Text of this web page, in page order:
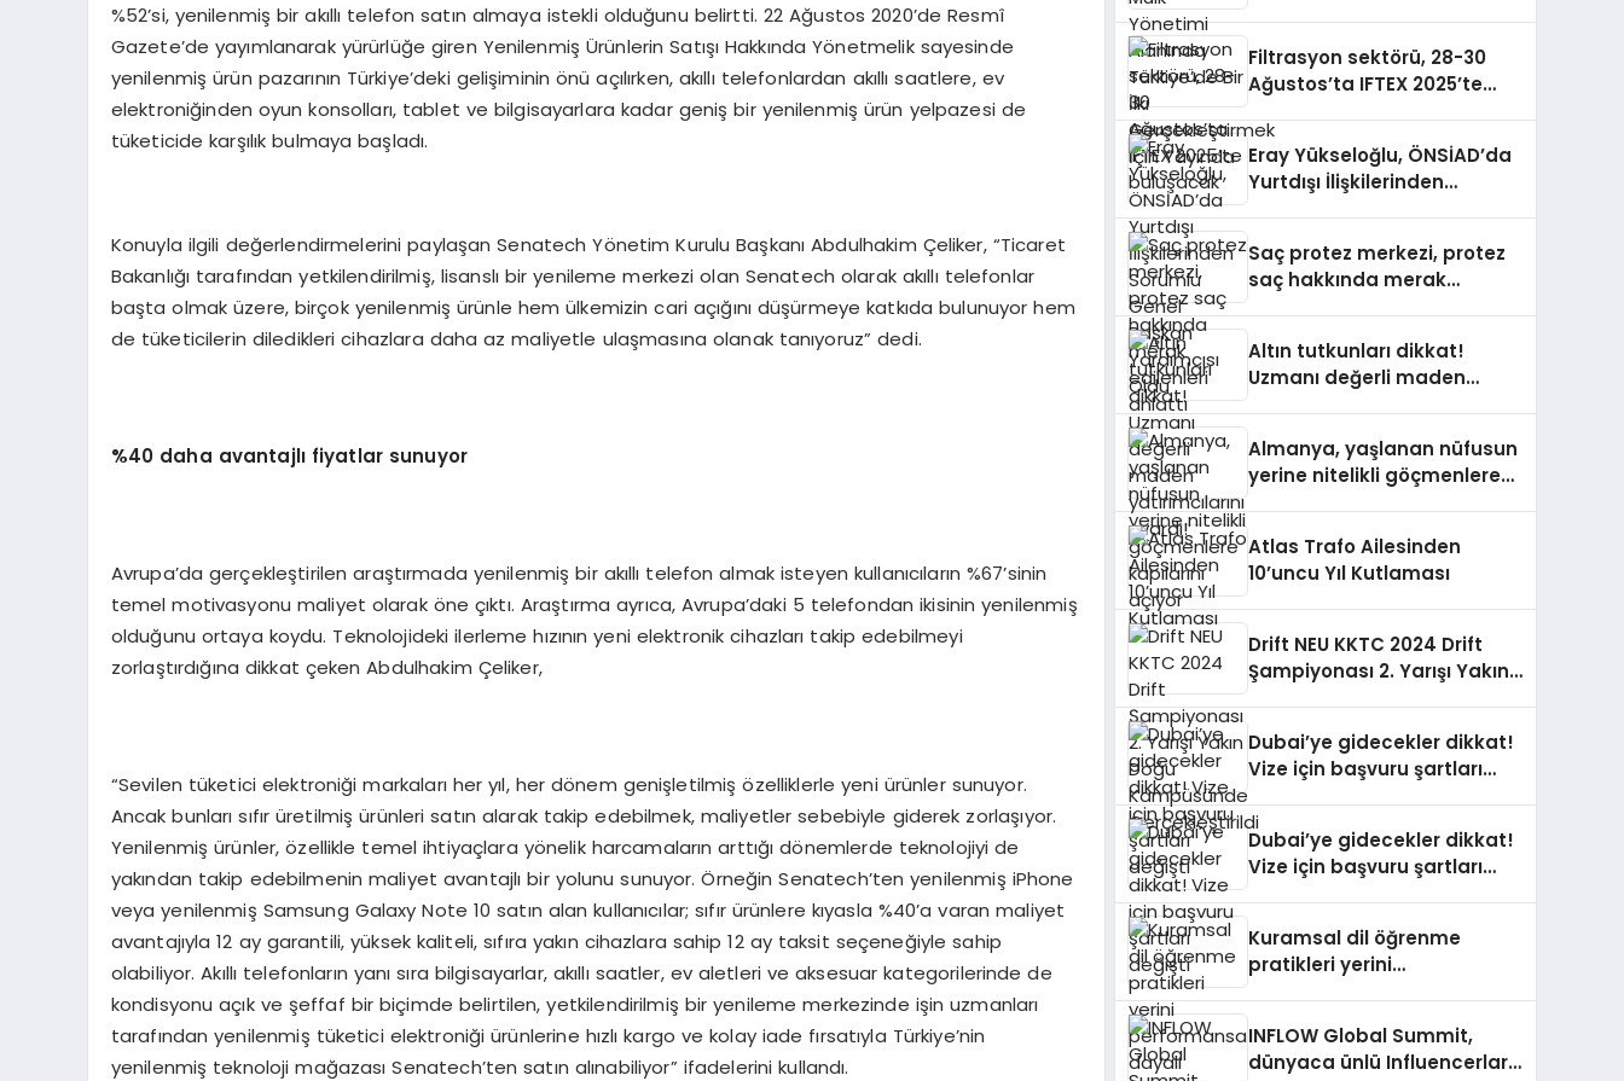
%52’si, yenilenmiş bir akıllı telefon satın almaya istekli olduğunu belirtti. 22 Ağustos 2020’de Resmî
Gazete’de yayımlanarak yürürlüğe giren Yenilenmiş Ürünlerin Satışı Hakkında Yönetmelik sayesinde
yenilenmiş ürün pazarının Türkiye’deki gelişiminin önü açılırken, akıllı telefonlardan akıllı saatlere, ev
elektroniğinden oyun konsolları, tablet ve bilgisayarlara kadar geniş bir yenilenmiş ürün yelpazesi de
tüketicide karşılık bulmaya başladı.
Konuyla ilgili değerlendirmelerini paylaşan Senatech Yönetim Kurulu Başkanı Abdulhakim Çeliker, “Ticaret
Bakanlığı tarafından yetkilendirilmiş, lisanslı bir yenileme merkezi olan Senatech olarak akıllı telefonlar
başta olmak üzere, birçok yenilenmiş ürünle hem ülkemizin cari açığını düşürmeye katkıda bulunuyor hem
de tüketicilerin diledikleri cihazlara daha az maliyetle ulaşmasına olanak tanıyoruz” dedi.
%40 daha avantajlı fiyatlar sunuyor
Avrupa’da gerçekleştirilen araştırmada yenilenmiş bir akıllı telefon almak isteyen kullanıcıların %67’sinin
temel motivasyonu maliyet olarak öne çıktı. Araştırma ayrıca, Avrupa’daki 5 telefondan ikisinin yenilenmiş
olduğunu ortaya koydu. Teknolojideki ilerleme hızının yeni elektronik cihazları takip edebilmeyi
zorlaştırdığına dikkat çeken Abdulhakim Çeliker,
“Sevilen tüketici elektroniği markaları her yıl, her dönem genişletilmiş özelliklerle yeni ürünler sunuyor.
Ancak bunları sıfır üretilmiş ürünleri satın alarak takip edebilmek, maliyetler sebebiyle giderek zorlaşıyor.
Yenilenmiş ürünler, özellikle temel ihtiyaçlara yönelik harcamaların arttığı dönemlerde teknolojiyi de
yakından takip edebilmenin maliyet avantajlı bir yolunu sunuyor. Örneğin Senatech’ten yenilenmiş iPhone
veya yenilenmiş Samsung Galaxy Note 10 satın alan kullanıcılar; sıfır ürünlere kıyasla %40’a varan maliyet
avantajıyla 12 ay garantili, yüksek kaliteli, sıfıra yakın cihazlara sahip 12 ay taksit seçeneğiyle sahip
olabiliyor. Akıllı telefonların yanı sıra bilgisayarlar, akıllı saatler, ev aletleri ve aksesuar kategorilerinde de
kondisyonu açık ve şeffaf bir biçimde belirtilen, yetkilendirilmiş bir yenileme merkezinde işin uzmanları
tarafından yenilenmiş tüketici elektroniği ürünlerine hızlı kargo ve kolay iade fırsatıyla Türkiye’nin
yenilenmiş teknoloji mağazası Senatech’ten satın alınabiliyor” ifadelerini kullandı.
Filtrasyon sektörü, 28-30
Ağustos’ta IFTEX 2025’te
Eray Yükseloğlu, ÖNSİAD’da
Yurtdışı İlişkilerinden
Saç protez merkezi, protez
saç hakkında merak
Altın tutkunları dikkat!
Uzmanı değerli maden
Almanya, yaşlanan nüfusun
yerine nitelikli göçmenlere
Atlas Trafo Ailesinden
10’uncu Yıl Kutlaması
Drift NEU KKTC 2024 Drift
Şampiyonası 2. Yarışı Yakın
Dubai’ye gidecekler dikkat!
Vize için başvuru şartları
Dubai’ye gidecekler dikkat!
Vize için başvuru şartları
Kuramsal dil öğrenme
pratikleri yerini
INFLOW Global Summit,
dünyaca ünlü Influencerları